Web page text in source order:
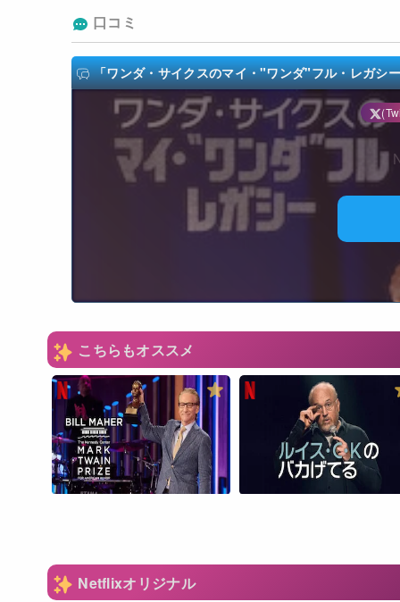
口コミ
「ワンダ・サイクスのマイ・"ワンダ"フル・レガ
こちらもオススメ
Netflixオリジナル